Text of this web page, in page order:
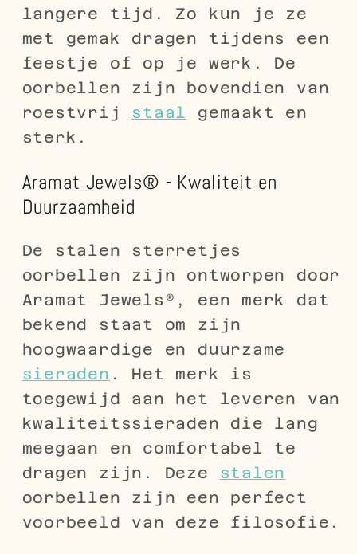
langere tijd. Zo kun je ze
met gemak dragen tijdens een
feestje of op je werk. De
oorbellen zijn bovendien van
roestvrij staal
gemaakt en
sterk.
Aramat Jewels® - Kwaliteit en
Duurzaamheid
De stalen sterretjes
oorbellen zijn ontworpen door
Aramat Jewels®, een merk dat
bekend staat om zijn
hoogwaardige en duurzame
sieraden . Het merk is
toegewijd aan het leveren van
kwaliteitssieraden die lang
meegaan en comfortabel te
dragen zijn. Deze
stalen
oorbellen zijn een perfect
voorbeeld van deze filosofie.